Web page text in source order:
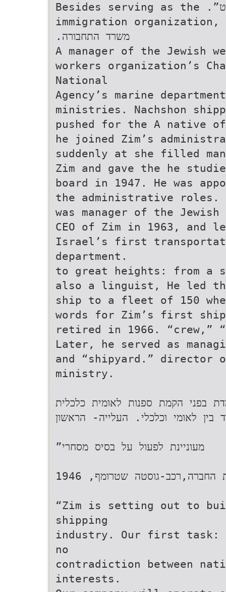
Besides serving as the .”‫ ו”מבדוק‬,”‫ “מעגן‬,”‫“שיט‬
immigration organization,
.‫משרד התחבורה‬
A manager of the Jewish
workers organization’s
National
Agency’s marine
ministries. Nachshon
pushed for the A native
he joined Zim’s
suddenly at she filled
Zim and gave the he
board in 1947. He was
the administrative roles.
was manager of the Jewish
CEO of Zim in 1963, and
Israel’s first
department.
to great heights: from a
also a linguist, He led
ship to a fleet of 150
words for Zim’s first
retired in 1966. “crew,”
Later, he served as
and “shipyard.” director
ministry.
בפני הקמת ספנות לאומית כלכלית‬
בין לאומי וכלכלי‬.‫ העלייה‬- ‫הראשון‬
”‫מעוניינת לפעול על בסיס מסחרי‬
1946 ,‫ ממייסדות החברה‬,‫רכב‬-‫גוסטה שטרומף‬
“Zim is setting out to
shipping
industry. Our first task:
no
contradiction between
interests.